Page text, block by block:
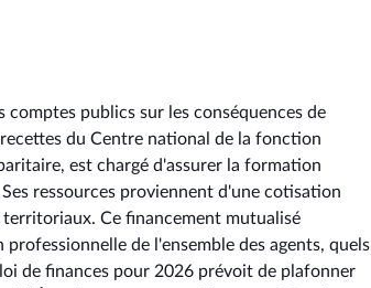
publics sur les conséquences de
du Centre national de la fonction
est chargé d'assurer la formation
ressources proviennent d'une cotisation
territoriaux. Ce financement mutualisé
de l'ensemble des agents, quels
de finances pour 2026 prévoit de plafonner